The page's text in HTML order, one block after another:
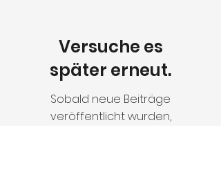
Versuche es
später erneut.
Sobald neue Beiträge
veröffentlicht wurden,